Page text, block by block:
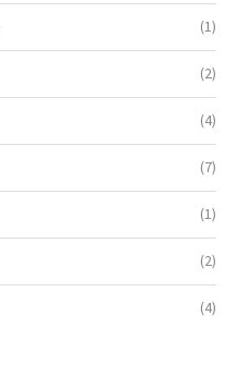
(1)
(2)
(4)
(7)
(1)
(2)
(4)